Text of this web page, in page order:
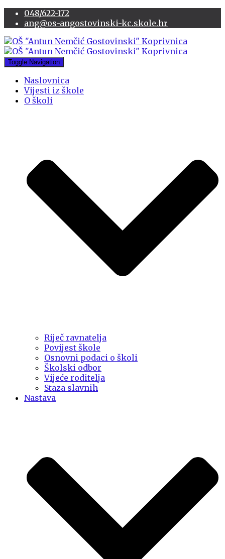
048/622-172
ang@os-angostovinski-kc.skole.hr
Toggle Navigation
Naslovnica
Vijesti iz škole
O školi
Riječ ravnatelja
Povijest škole
Osnovni podaci o školi
Školski odbor
Vijeće roditelja
Staza slavnih
Nastava